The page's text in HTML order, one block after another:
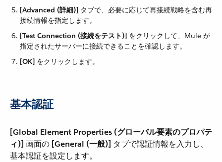
[Advanced (詳細)] ​ タブで、必要に応じて再接続戦略を含む再
接続情報を指定します。
[Test Connection (接続をテスト)] ​ をクリックして、Mule が
指定されたサーバーに接続できることを確認します。
[OK] ​ をクリックします。
基本認証
[Global Element Properties (グローバル要素のプロパテ
ィ)] ​ 画面の ​ [General (一般)] ​ タブで認証情報を入力し、
基本認証を設定します。